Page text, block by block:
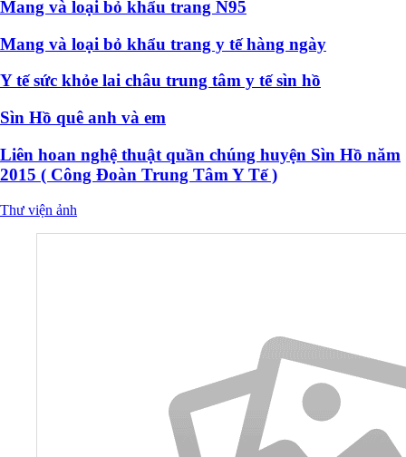
Mang và loại bỏ khẩu trang N95
Mang và loại bỏ khẩu trang y tế hàng ngày
Y tế sức khỏe lai châu trung tâm y tế sìn hồ
Sìn Hồ quê anh và em
Liên hoan nghệ thuật quần chúng huyện Sìn Hồ năm
2015 ( Công Đoàn Trung Tâm Y Tế )
Thư viện ảnh